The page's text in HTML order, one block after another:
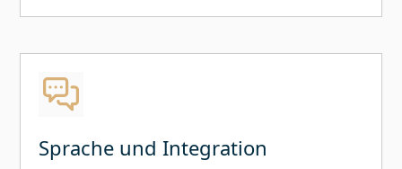
Sprache und Integration